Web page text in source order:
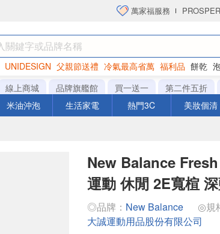
萬家福服務
UNIDESIGN 父親節送禮 冷氣最高省萬 福利品 餅乾
罐頭 海苔 洋芋片
線上商城 品牌旗艦館 買一送一 第二件五折
米油沖泡 生活家電 熱門3C 美妝個清
New Balance
運動 休閒 2E寬楦
◎品牌： New Balance ◎規
大誠運動用品股份有限公司